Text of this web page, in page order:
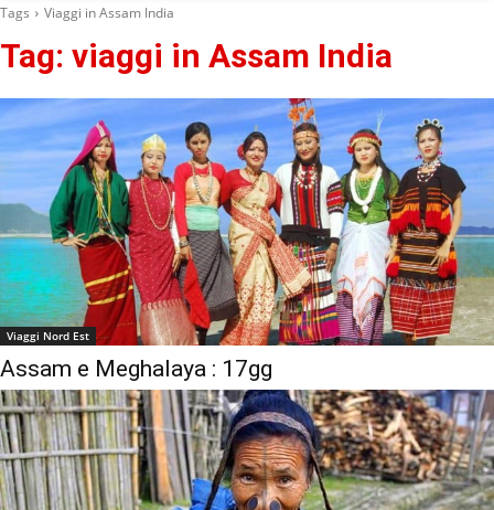
Tags Viaggi in Assam India
Tag: viaggi in Assam India
Viaggi Nord Est
Assam e Meghalaya : 17gg